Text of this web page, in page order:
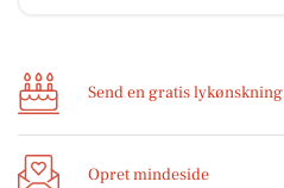
Send en gratis lykønskning
Opret mindeside